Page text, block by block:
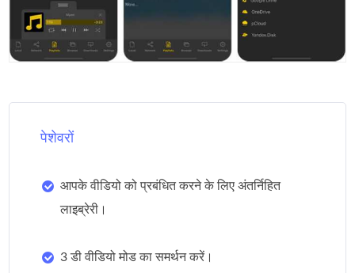
पेशेवरों
आपके वीडियो को प्रबंधित करने के लिए अंतर्निहित
लाइब्रेरी।
3 डी वीडियो मोड का समर्थन करें।